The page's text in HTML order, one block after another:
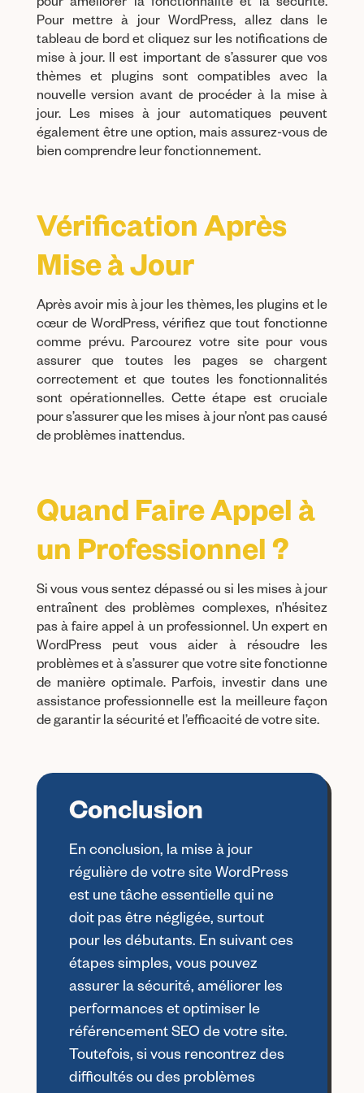
pour améliorer la fonctionnalité et la sécurité.
Pour mettre à jour WordPress, allez dans le
tableau de bord et cliquez sur les notifications de
mise à jour. Il est important de s’assurer que vos
thèmes et plugins sont compatibles avec la
nouvelle version avant de procéder à la mise à
jour. Les mises à jour automatiques peuvent
également être une option, mais assurez-vous de
bien comprendre leur fonctionnement.
Vérification Après
Mise à Jour
Après avoir mis à jour les thèmes, les plugins et le
cœur de WordPress, vérifiez que tout fonctionne
comme prévu. Parcourez votre site pour vous
assurer que toutes les pages se chargent
correctement et que toutes les fonctionnalités
sont opérationnelles. Cette étape est cruciale
pour s’assurer que les mises à jour n’ont pas causé
de problèmes inattendus.
Quand Faire Appel à
un Professionnel ?
Si vous vous sentez dépassé ou si les mises à jour
entraînent des problèmes complexes, n’hésitez
pas à faire appel à un professionnel. Un expert en
WordPress peut vous aider à résoudre les
problèmes et à s’assurer que votre site fonctionne
de manière optimale. Parfois, investir dans une
assistance professionnelle est la meilleure façon
de garantir la sécurité et l’efficacité de votre site.
Conclusion
En conclusion, la mise à jour
régulière de votre site WordPress
est une tâche essentielle qui ne
doit pas être négligée, surtout
pour les débutants. En suivant ces
étapes simples, vous pouvez
assurer la sécurité, améliorer les
performances et optimiser le
référencement SEO de votre site.
Toutefois, si vous rencontrez des
difficultés ou des problèmes